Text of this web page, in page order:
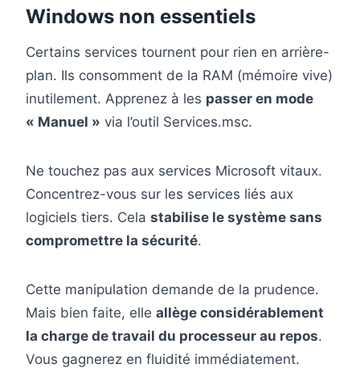
Windows non essentiels
Certains services tournent pour rien en arrière-
plan. Ils consomment de la RAM (mémoire vive)
inutilement. Apprenez à les passer en mode
« Manuel » via l’outil Services.msc.
Ne touchez pas aux services Microsoft vitaux.
Concentrez-vous sur les services liés aux
logiciels tiers. Cela stabilise le système sans
compromettre la sécurité.
Cette manipulation demande de la prudence.
Mais bien faite, elle allège considérablement
la charge de travail du processeur au repos.
Vous gagnerez en fluidité immédiatement.